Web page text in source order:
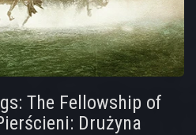
The Fellowship of
Drużyna